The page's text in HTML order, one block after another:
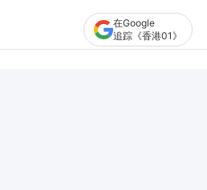
在Google
追踪《香港01》